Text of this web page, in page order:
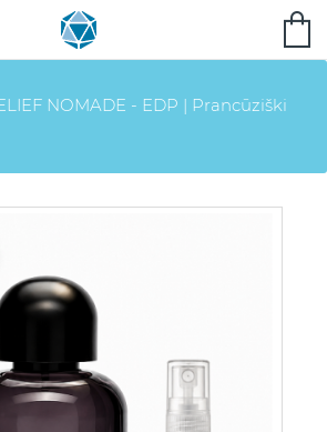
NOMADE - EDP | Prancūziški